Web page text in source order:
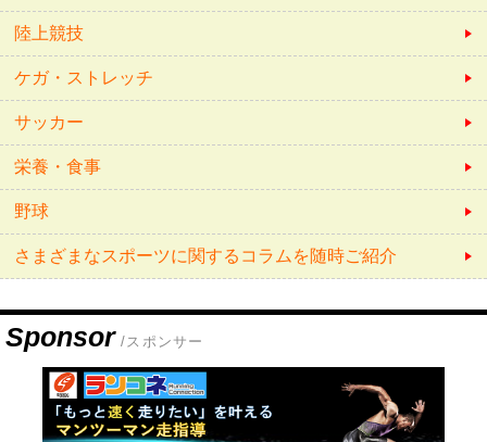
陸上競技
ケガ・ストレッチ
サッカー
栄養・食事
野球
さまざまなスポーツに関するコラムを随時ご紹介
Sponsor /スポンサー